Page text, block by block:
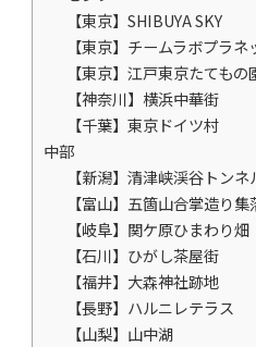
【東京】SHIBUYA SKY
【東京】チームラボプラネ
【東京】江戸東京たてもの
【神奈川】横浜中華街
【千葉】東京ドイツ村
中部
【新潟】清津峡渓谷トンネ
【富山】五箇山合掌造り集
【岐阜】関ケ原ひまわり畑
【石川】ひがし茶屋街
【福井】大森神社跡地
【長野】ハルニレテラス
【山梨】山中湖